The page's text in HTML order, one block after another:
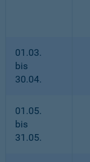
01.03.
bis
30.04.
01.05.
bis
31.05.